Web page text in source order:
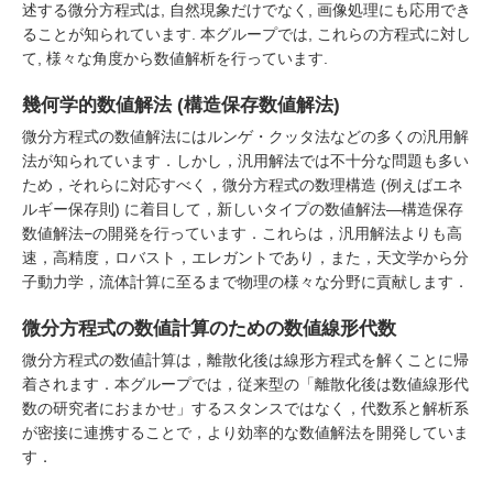
述する微分方程式は, 自然現象だけでなく, 画像処理にも応用でき
ることが知られています. 本グループでは, これらの方程式に対し
て, 様々な角度から数値解析を行っています.
幾何学的数値解法 (構造保存数値解法)
微分方程式の数値解法にはルンゲ・クッタ法などの多くの汎用解
法が知られています．しかし，汎用解法では不十分な問題も多い
ため，それらに対応すべく，微分方程式の数理構造 (例えばエネ
ルギー保存則) に着目して，新しいタイプの数値解法—構造保存
数値解法−の開発を行っています．これらは，汎用解法よりも高
速，高精度，ロバスト，エレガントであり，また，天文学から分
子動力学，流体計算に至るまで物理の様々な分野に貢献します．
微分方程式の数値計算のための数値線形代数
微分方程式の数値計算は，離散化後は線形方程式を解くことに帰
着されます．本グループでは，従来型の「離散化後は数値線形代
数の研究者におまかせ」するスタンスではなく，代数系と解析系
が密接に連携することで，より効率的な数値解法を開発していま
す．